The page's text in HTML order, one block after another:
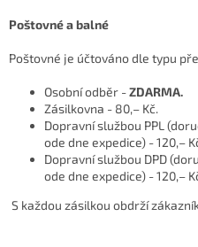
Poštovné a balné
Poštovné je účtováno dle typu
Osobní odběr -ZDARMA.
Zásilkovna - 80,– Kč.
Dopravní službou PPL
ode dne expedice) - 120,–
Dopravní službou DPD
ode dne expedice) - 120,–
S každou zásilkou obdrží